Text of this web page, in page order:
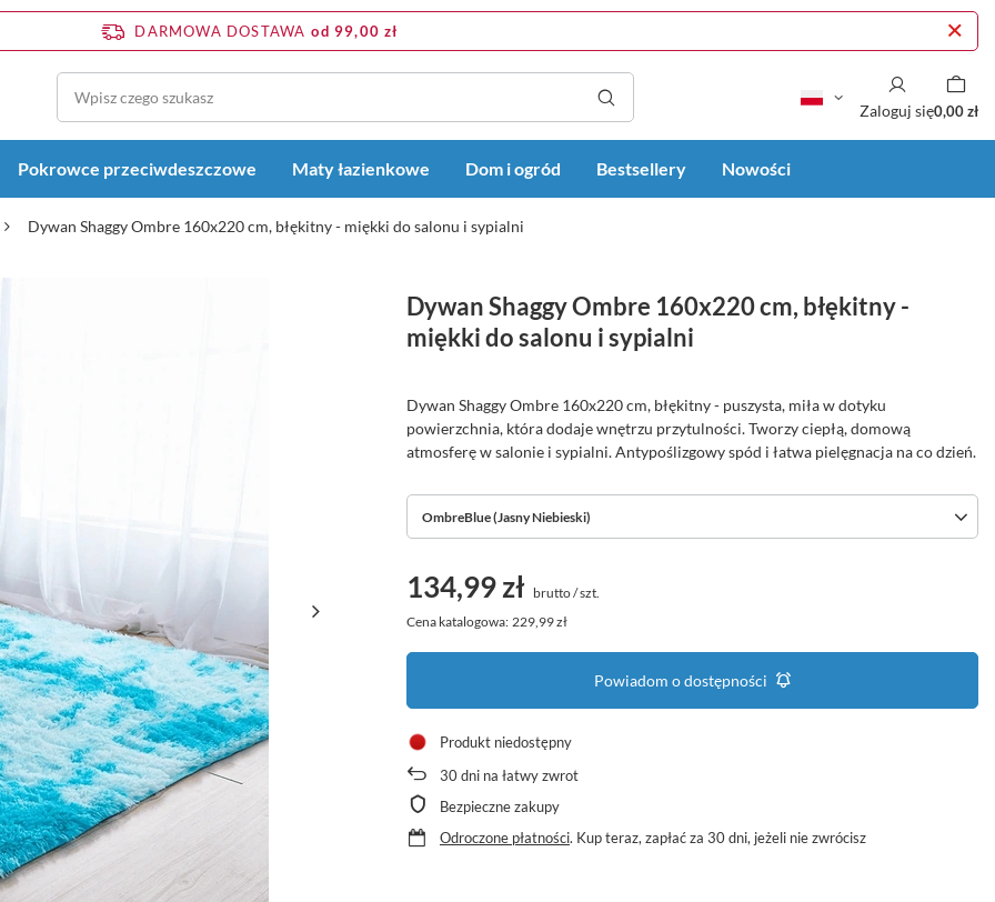
DARMOWA DOSTAWA od 99,00 zł
Zaloguj się0,00 zł
Pokrowce przeciwdeszczowe Maty łazienkowe Dom i ogród Bestsellery Nowości
Dywan Shaggy Ombre 160x220 cm, błękitny - miękki do salonu i sypialni
Dywan Shaggy Ombre 160x220 cm, błękitny -
miękki do salonu i sypialni
Dywan Shaggy Ombre 160x220 cm, błękitny - puszysta, miła w dotyku
powierzchnia, która dodaje wnętrzu przytulności. Tworzy ciepłą, domową
atmosferę w salonie i sypialni. Antypoślizgowy spód i łatwa pielęgnacja na co dzień.
OmbreBlue (Jasny Niebieski)
134,99 zł brutto/szt.
Cena katalogowa: 229,99 zł
Powiadom o dostępności
Produkt niedostępny
30dni na łatwy zwrot
Bezpieczne zakupy
Odroczone płatności. Kup teraz, zapłać za 30 dni, jeżeli nie zwrócisz